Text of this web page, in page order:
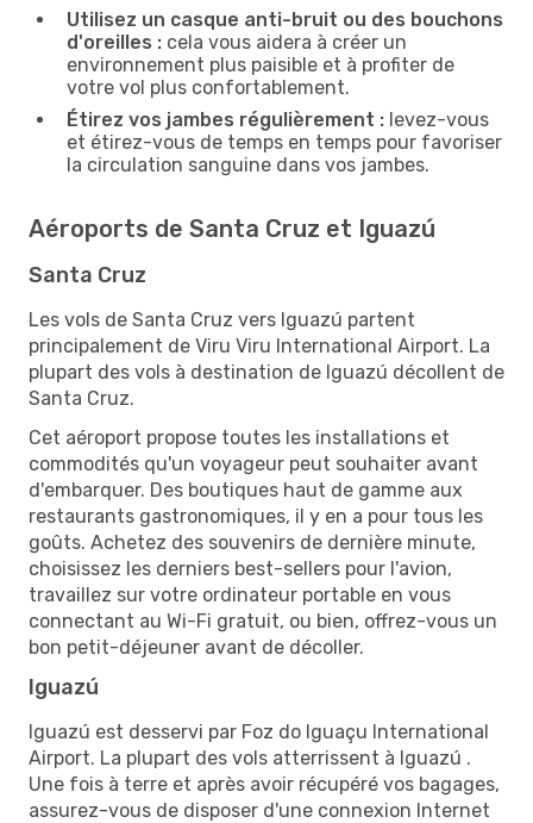
Utilisez un casque anti-bruit ou des bouchons
d'oreilles : cela vous aidera à créer un
environnement plus paisible et à profiter de
votre vol plus confortablement.
Étirez vos jambes régulièrement : levez-vous
et étirez-vous de temps en temps pour favoriser
la circulation sanguine dans vos jambes.
Aéroports de Santa Cruz et Iguazú
Santa Cruz
Les vols de Santa Cruz vers Iguazú partent
principalement de Viru Viru International Airport. La
plupart des vols à destination de Iguazú décollent de
Santa Cruz.
Cet aéroport propose toutes les installations et
commodités qu'un voyageur peut souhaiter avant
d'embarquer. Des boutiques haut de gamme aux
restaurants gastronomiques, il y en a pour tous les
goûts. Achetez des souvenirs de dernière minute,
choisissez les derniers best-sellers pour l'avion,
travaillez sur votre ordinateur portable en vous
connectant au Wi-Fi gratuit, ou bien, offrez-vous un
bon petit-déjeuner avant de décoller.
Iguazú
Iguazú est desservi par Foz do Iguaçu International
Airport. La plupart des vols atterrissent à Iguazú .
Une fois à terre et après avoir récupéré vos bagages,
assurez-vous de disposer d'une connexion Internet